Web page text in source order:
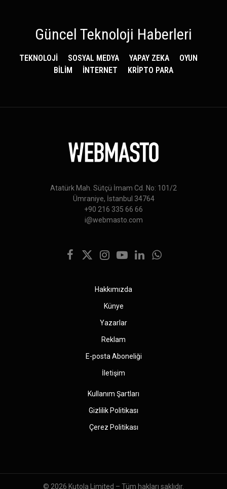
Güncel Teknoloji Haberleri
TEKNOLOJİ SOSYAL MEDYA YAPAY ZEKA
OYUN
BİLİM
İNTERNET KRİPTO PARA
Atatürk Mah. Sütçü İmam Cd. No: 101/2
Ümraniye, İstanbul 34764
+90 216 335 66 66
i@webmasto.com
Facebook
X
Instagram
YouTubeLinkedInWhatsApp
Hakkımızda
Künye
Yazarlar
Reklam
E-posta Aboneliği
İletişim
Kullanım Şartları
Gizlilik Politikası
Çerez Politikası
© 2026 Kutola Limited – Tüm hakları saklıdır.